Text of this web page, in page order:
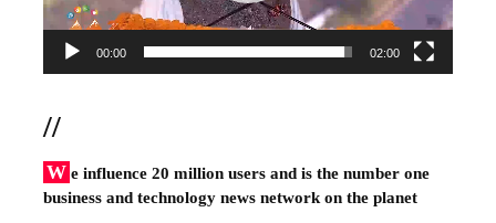
00:00 02:00
//
W e influence 20 million users and is the number one
business and technology news network on the planet